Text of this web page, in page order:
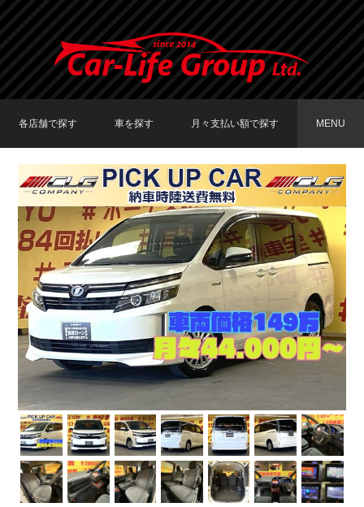
各店舗で探す
TOKYO店在庫車両
車を探す
車種で探す
メーカーで探す
月々支払い額で探す
〜19,999円
20,000円〜29,999円
30,000円〜39,999円
40,000円〜49,999円
50,000円〜
MENU